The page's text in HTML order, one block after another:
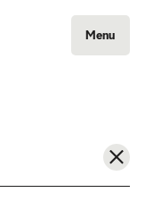
Menu